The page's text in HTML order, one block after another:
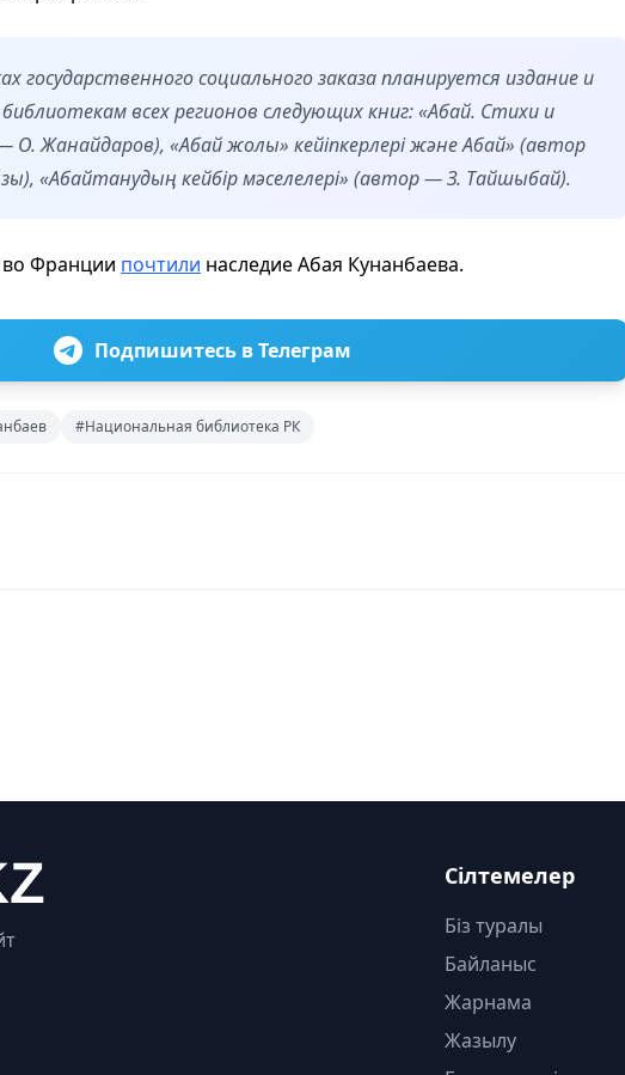
государственного социального заказа планируется издание и
всех регионов следующих книг: «Абай. Стихи и
О. Жанайдаров), «Абай жолы» кейіпкерлері және Абай» (автор
«Абайтанудың кейбір мәселелері» (автор — З. Тайшыбай).
Франции почтили наследие Абая Кунанбаева.
Подпишитесь в Телеграм
#Национальная библиотека РК
Сілтемелер
Біз туралы
Байланыс
Жарнама
Жазылу